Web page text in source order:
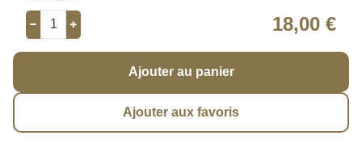
18,00 €
Ajouter au panier
Ajouter aux favoris